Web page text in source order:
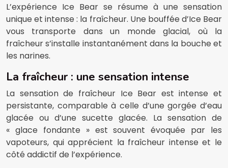
L’expérience Ice Bear se résume à une sensation
unique et intense : la fraîcheur. Une bouffée d’Ice Bear
vous transporte dans un monde glacial, où la
fraîcheur s’installe instantanément dans la bouche et
les narines.
La fraîcheur : une sensation intense
La sensation de fraîcheur Ice Bear est intense et
persistante, comparable à celle d’une gorgée d’eau
glacée ou d’une sucette glacée. La sensation de
« glace fondante » est souvent évoquée par les
vapoteurs, qui apprécient la fraîcheur intense et le
côté addictif de l’expérience.